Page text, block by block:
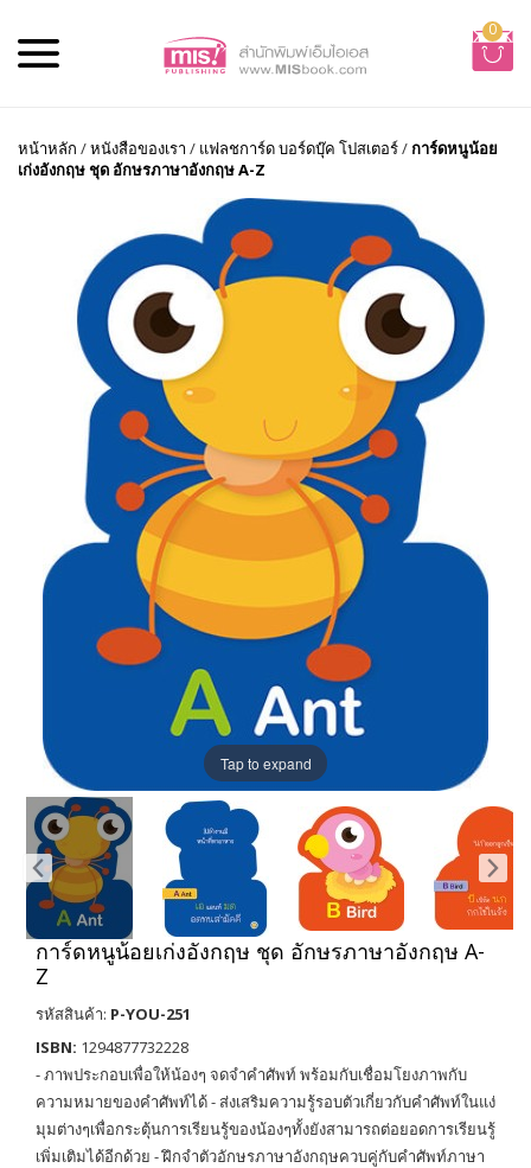
0
หน้าหลัก /หนังสือของเรา / แฟลชการ์ด บอร์ดบุ๊ค โปสเตอร์/การ์ดหนูน้อย
เก่งอังกฤษ ชุด อักษรภาษาอังกฤษ A-Z
Tap to expand
การ์ดหนูน้อยเก่งอังกฤษ ชุด อักษรภาษาอังกฤษ A-
Z
รหัสสินค้า: P-YOU-251
ISBN: 1294877732228
- ภาพประกอบเพื่อให้น้องๆ จดจำคำศัพท์ พร้อมกับเชื่อมโยงภาพกับ
ความหมายของคำศัพท์ได้ - ส่งเสริมความรู้รอบตัวเกี่ยวกับคำศัพท์ในแง่
มุมต่างๆเพื่อกระตุ้นการเรียนรู้ของน้องๆทั้งยังสามารถต่อยอดการเรียนรู้
เพิ่มเติมได้อีกด้วย - ฝึกจำตัวอักษรภาษาอังกฤษควบคู่กับคำศัพท์ภาษา